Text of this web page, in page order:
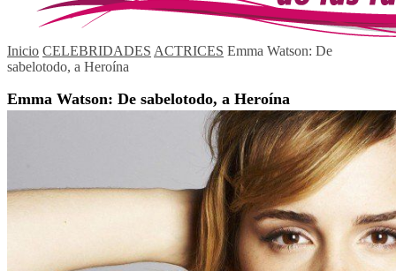
Inicio CELEBRIDADES ACTRICES Emma Watson: De
sabelotodo, a Heroína
Emma Watson: De sabelotodo, a Heroína